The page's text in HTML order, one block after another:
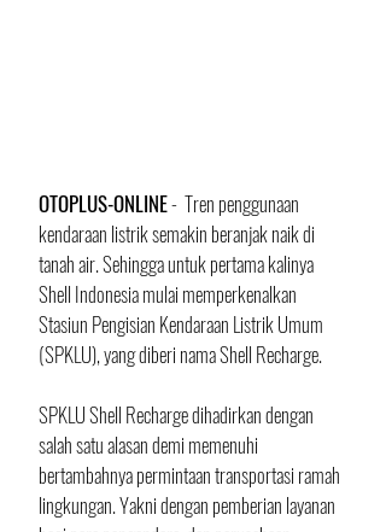
OTOPLUS-ONLINE -  Tren penggunaan
kendaraan listrik semakin beranjak naik di
tanah air. Sehingga untuk pertama kalinya
Shell Indonesia mulai memperkenalkan
Stasiun Pengisian Kendaraan Listrik Umum
(SPKLU), yang diberi nama Shell Recharge.
SPKLU Shell Recharge dihadirkan dengan
salah satu alasan demi memenuhi
bertambahnya permintaan transportasi ramah
lingkungan. Yakni dengan pemberian layanan